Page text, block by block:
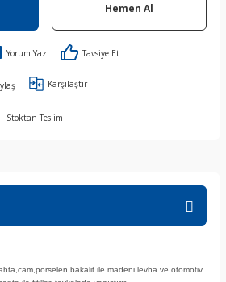
Hemen Al
Yorum Yaz Tavsiye Et
Karşılaştır
Stoktan Teslim
ile madeni levha ve otomotiv